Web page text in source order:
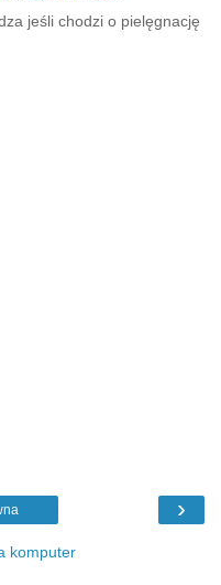
jeśli chodzi o pielęgnację
›
komputer